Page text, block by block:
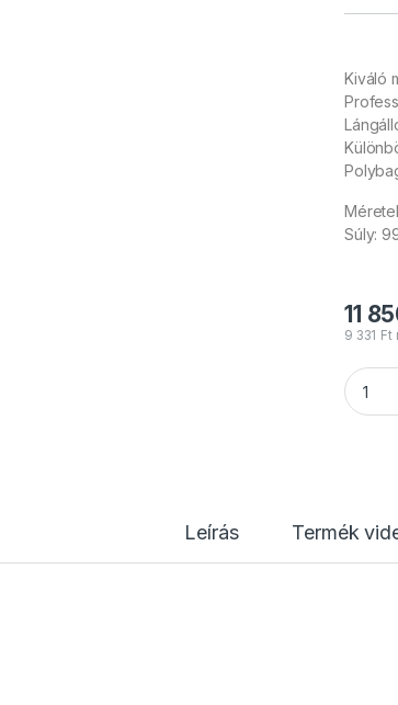
Kiváló
Súly:
11
9 331 Ft
TCM
Leírás Termék